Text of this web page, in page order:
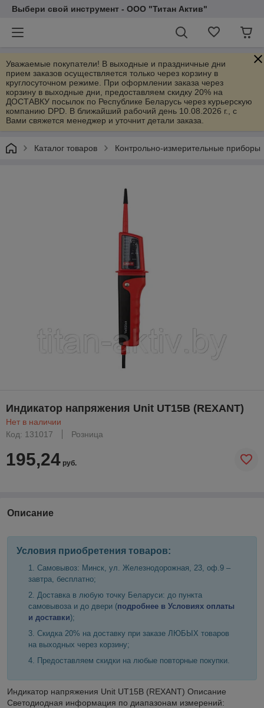
Выбери свой инструмент - ООО "Титан Актив"
Уважаемые покупатели! В выходные и праздничные дни
прием заказов осуществляется только через корзину в
круглосуточном режиме. При оформлении заказа через
корзину в выходные дни, предоставляем скидку 20% на
ДОСТАВКУ посылок по Республике Беларусь через курьерскую
компанию DPD. В ближайший рабочий день 10.08.2026 г., с
Вами свяжется менеджер и уточнит детали заказа.
Каталог товаров Контрольно-измерительные приборы
Индикатор напряжения Unit UT15B (REXANT)
Нет в наличии
Код: 131017
Розница
195,24 руб.
Описание
Условия приобретения товаров:
Самовывоз: Минск, ул. Железнодорожная, 23, оф.9 –
завтра, бесплатно;
Доставка в любую точку Беларуси: до пункта
самовывоза и до двери (подробнее в Условиях оплаты
и доставки);
Скидка 20% на доставку при заказе ЛЮБЫХ товаров
на выходных через корзину;
Предоставляем скидки на любые повторные покупки.
Индикатор напряжения Unit UT15B (REXANT) Описание
Светодиодная информация по диапазонам измерений: